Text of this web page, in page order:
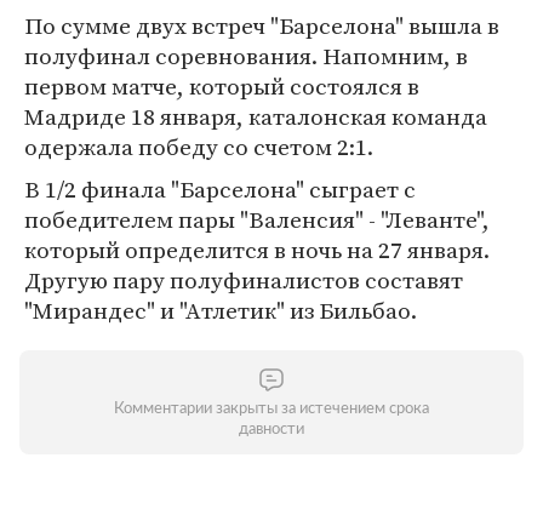
По сумме двух встреч "Барселона" вышла в
полуфинал соревнования. Напомним, в
первом матче, который состоялся в
Мадриде 18 января, каталонская команда
одержала победу со счетом 2:1.
В 1/2 финала "Барселона" сыграет с
победителем пары "Валенсия" - "Леванте",
который определится в ночь на 27 января.
Другую пару полуфиналистов составят
"Мирандес" и "Атлетик" из Бильбао.
Комментарии закрыты за истечением срока
давности